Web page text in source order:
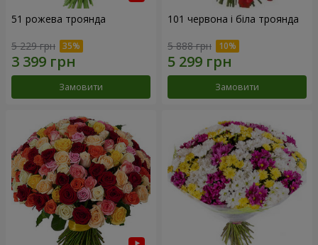
51 рожева троянда
5 229 грн
Замовити
101 червона і біла троянда
5 888 грн
Замовити